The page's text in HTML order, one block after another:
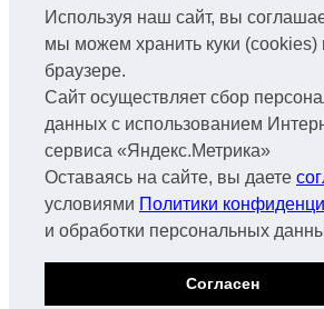
Используя наш сайт, вы
мы можем хранить куки
браузере.
Сайт осуществляет сбор
данных с использованием
сервиса «Яндекс.Метрика»
Оставаясь на сайте, вы даете
условиями Политики
и обработки персональных
Согласен
Лизинг легкового
Лизинг коммунальной
для ЖКХ
Лизинг грузового
Лизинг ж/д транспорта
Лизинг спецтехники
Лизинг нефтегазового
Лизинг авиатранспорта
Лизинг аэропортового
Лизинг водного транспорта
Лизинг
Документы
Спецтехника